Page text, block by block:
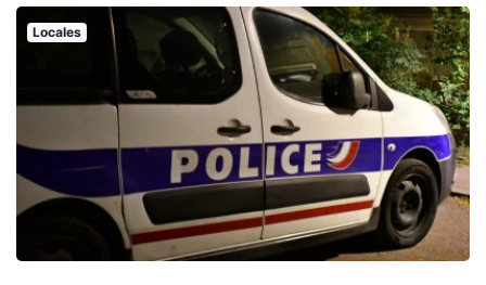
Locales